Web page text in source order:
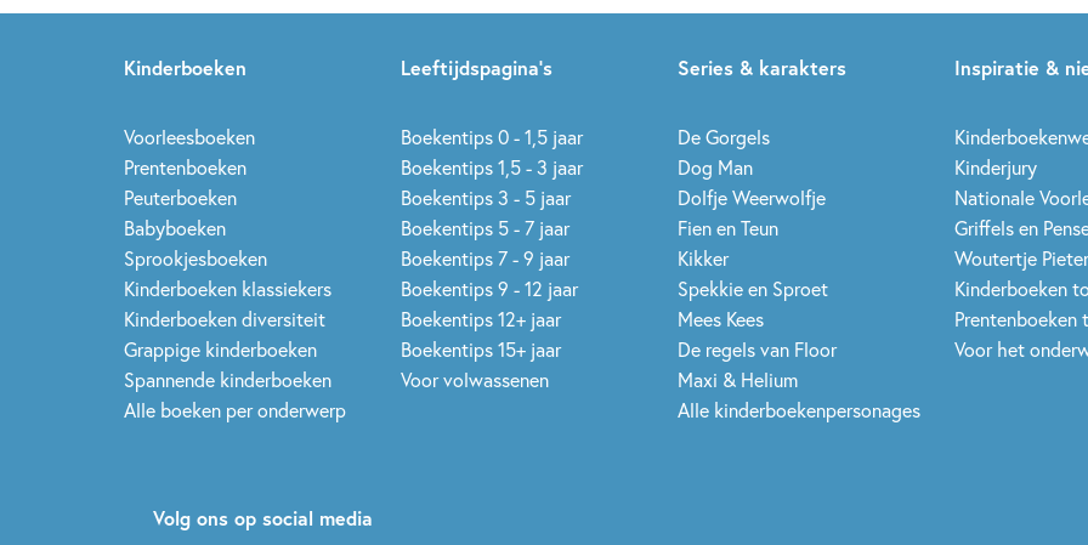
Kinderboeken
Voorleesboeken
Prentenboeken
Peuterboeken
Babyboeken
Sprookjesboeken
Kinderboeken klassiekers
Kinderboeken diversiteit
Grappige kinderboeken
Spannende kinderboeken
Alle boeken per onderwerp
Leeftijdspagina’s
Boekentips 0 - 1,5 jaar
Boekentips 1,5 - 3 jaar
Boekentips 3 - 5 jaar
Boekentips 5 - 7 jaar
Boekentips 7 - 9 jaar
Boekentips 9 - 12 jaar
Boekentips 12+ jaar
Boekentips 15+ jaar
Voor volwassenen
Series & karakters
De Gorgels
Dog Man
Dolfje Weerwolfje
Fien en Teun
Kikker
Spekkie en Sproet
Mees Kees
De regels van Floor
Maxi & Helium
Alle kinderboekenpersonages
Inspiratie &
Kinderjury
Nationale
Griffels en
Woutertje
Kinderboeken
Prentenboeken
Voor het
Volg ons op social media